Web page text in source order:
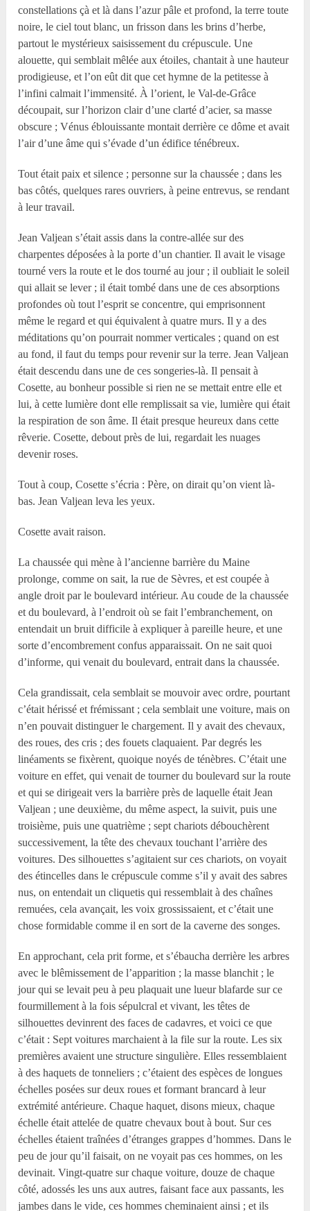
constellations çà et là dans l’azur pâle et profond, la terre toute
noire, le ciel tout blanc, un frisson dans les brins d’herbe,
partout le mystérieux saisissement du crépuscule. Une
alouette, qui semblait mêlée aux étoiles, chantait à une hauteur
prodigieuse, et l’on eût dit que cet hymne de la petitesse à
l’infini calmait l’immensité. À l’orient, le Val-de-Grâce
découpait, sur l’horizon clair d’une clarté d’acier, sa masse
obscure ; Vénus éblouissante montait derrière ce dôme et avait
l’air d’une âme qui s’évade d’un édifice ténébreux.
Tout était paix et silence ; personne sur la chaussée ; dans les
bas côtés, quelques rares ouvriers, à peine entrevus, se rendant
à leur travail.
Jean Valjean s’était assis dans la contre-allée sur des
charpentes déposées à la porte d’un chantier. Il avait le visage
tourné vers la route et le dos tourné au jour ; il oubliait le soleil
qui allait se lever ; il était tombé dans une de ces absorptions
profondes où tout l’esprit se concentre, qui emprisonnent
même le regard et qui équivalent à quatre murs. Il y a des
méditations qu’on pourrait nommer verticales ; quand on est
au fond, il faut du temps pour revenir sur la terre. Jean Valjean
était descendu dans une de ces songeries-là. Il pensait à
Cosette, au bonheur possible si rien ne se mettait entre elle et
lui, à cette lumière dont elle remplissait sa vie, lumière qui était
la respiration de son âme. Il était presque heureux dans cette
rêverie. Cosette, debout près de lui, regardait les nuages
devenir roses.
Tout à coup, Cosette s’écria : Père, on dirait qu’on vient là-
bas. Jean Valjean leva les yeux.
Cosette avait raison.
La chaussée qui mène à l’ancienne barrière du Maine
prolonge, comme on sait, la rue de Sèvres, et est coupée à
angle droit par le boulevard intérieur. Au coude de la chaussée
et du boulevard, à l’endroit où se fait l’embranchement, on
entendait un bruit difficile à expliquer à pareille heure, et une
sorte d’encombrement confus apparaissait. On ne sait quoi
d’informe, qui venait du boulevard, entrait dans la chaussée.
Cela grandissait, cela semblait se mouvoir avec ordre, pourtant
c’était hérissé et frémissant ; cela semblait une voiture, mais on
n’en pouvait distinguer le chargement. Il y avait des chevaux,
des roues, des cris ; des fouets claquaient. Par degrés les
linéaments se fixèrent, quoique noyés de ténèbres. C’était une
voiture en effet, qui venait de tourner du boulevard sur la route
et qui se dirigeait vers la barrière près de laquelle était Jean
Valjean ; une deuxième, du même aspect, la suivit, puis une
troisième, puis une quatrième ; sept chariots débouchèrent
successivement, la tête des chevaux touchant l’arrière des
voitures. Des silhouettes s’agitaient sur ces chariots, on voyait
des étincelles dans le crépuscule comme s’il y avait des sabres
nus, on entendait un cliquetis qui ressemblait à des chaînes
remuées, cela avançait, les voix grossissaient, et c’était une
chose formidable comme il en sort de la caverne des songes.
En approchant, cela prit forme, et s’ébaucha derrière les arbres
avec le blêmissement de l’apparition ; la masse blanchit ; le
jour qui se levait peu à peu plaquait une lueur blafarde sur ce
fourmillement à la fois sépulcral et vivant, les têtes de
silhouettes devinrent des faces de cadavres, et voici ce que
c’était : Sept voitures marchaient à la file sur la route. Les six
premières avaient une structure singulière. Elles ressemblaient
à des haquets de tonneliers ; c’étaient des espèces de longues
échelles posées sur deux roues et formant brancard à leur
extrémité antérieure. Chaque haquet, disons mieux, chaque
échelle était attelée de quatre chevaux bout à bout. Sur ces
échelles étaient traînées d’étranges grappes d’hommes. Dans le
peu de jour qu’il faisait, on ne voyait pas ces hommes, on les
devinait. Vingt-quatre sur chaque voiture, douze de chaque
côté, adossés les uns aux autres, faisant face aux passants, les
jambes dans le vide, ces hommes cheminaient ainsi ; et ils